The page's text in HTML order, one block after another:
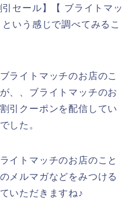
セール】【 ブライトマッ
いう感じで調べてみるこ
ライトマッチのお店のこ
、、ブライトマッチのお
引クーポンを配信してい
した。
イトマッチのお店のこと
メルマガなどをみつける
いただきますね♪